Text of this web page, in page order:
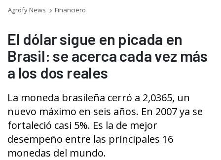
Agrofy News Financiero
El dólar sigue en picada en
Brasil: se acerca cada vez más
a los dos reales
La moneda brasileña cerró a 2,0365, un
nuevo máximo en seis años. En 2007 ya se
fortaleció casi 5%. Es la de mejor
desempeño entre las principales 16
monedas del mundo.